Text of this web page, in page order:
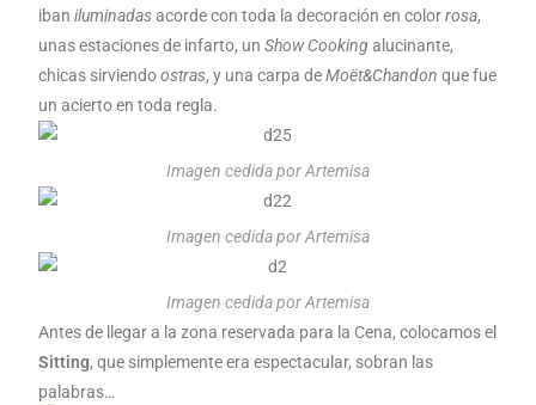
ibaniluminadasacorde con toda la decoración en colorrosa,
unas estaciones de infarto, unShow Cookingalucinante,
chicas sirviendoostras, y una carpa deMoët&Chandon que fue
un acierto en toda regla.
Imagen cedida por Artemisa
Imagen cedida por Artemisa
Imagen cedida por Artemisa
Antes de llegar a la zona reservada para la Cena, colocamos el
Sitting, que simplemente era espectacular, sobran las
palabras…